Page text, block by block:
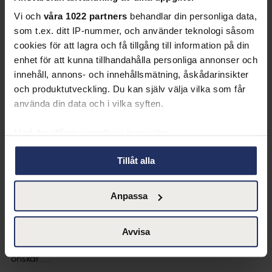
Vi och våra 1022 partners behandlar din personliga data,
som t.ex. ditt IP-nummer, och använder teknologi såsom
cookies för att lagra och få tillgång till information på din
enhet för att kunna tillhandahålla personliga annonser och
innehåll, annons- och innehållsmätning, åskådarinsikter
och produktutveckling. Du kan själv välja vilka som får
använda din data och i vilka syften.
Samla in information om din geografiska plats
som kan ha en noggrannhet på upp till flera meter
Identifiera din enhet genom att aktivt skanna den
för specifika kännetecken (fingeravtryck)
Ta reda på mer om hur dina personliga uppgifter
behandlas och ställ in dina preferenser i
Du kan ändra eller dra tillbaka ditt samtycke när som
helst från cookie-förklaringen.
Tillåt alla
Anpassa
Avvisa
Tips & Inspiration
Håll motivationen igång på
hemmakontoret
önskar....